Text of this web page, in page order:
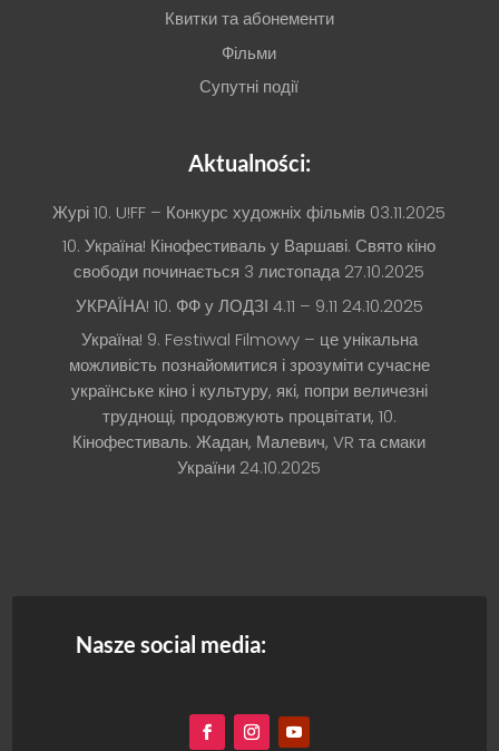
Квитки та абонементи
Фільми
Супутні події
Aktualności:
Журі 10. U!FF – Конкурс художніх фільмів 03.11.2025
10. Україна! Кінофестиваль у Варшаві. Свято кіно
свободи починається 3 листопада 27.10.2025
УКРАЇНА! 10. ФФ у ЛОДЗІ 4.11 – 9.11 24.10.2025
Україна! 9. Festiwal Filmowy – це унікальна
можливість познайомитися і зрозуміти сучасне
українське кіно і культуру, які, попри величезні
труднощі, продовжують процвітати, 10.
Кінофестиваль. Жадан, Малевич, VR та смаки
України 24.10.2025
Nasze social media: